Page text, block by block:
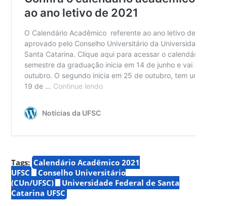
Tags: Calendário Acadêmico 2021
UFSC
Conselho Universitário
(CUn/UFSC)
Universidade Federal de Santa
Catarina UFSC